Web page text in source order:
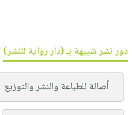
دور نشر شبيهة بـ (دار رواية للنشر)
أصالة للطباعة والنشر والتوزيع